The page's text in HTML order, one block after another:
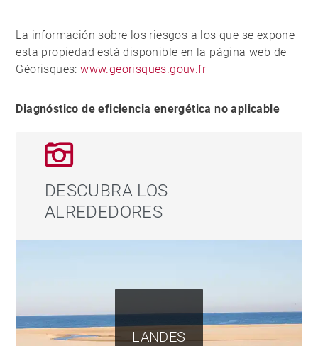
La información sobre los riesgos a los que se expone
esta propiedad está disponible en la página web de
Géorisques:www.georisques.gouv.fr
Diagnóstico de eficiencia energética no aplicable
DESCUBRA LOS
ALREDEDORES
LANDES